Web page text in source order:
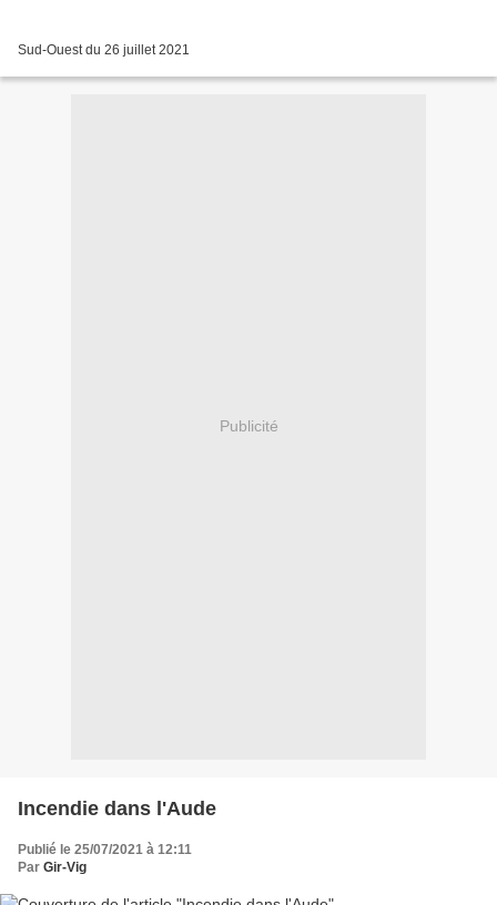
Sud-Ouest du 26 juillet 2021
Publicité
Incendie dans l'Aude
Publié le 25/07/2021 à 12:11
Par Gir-Vig